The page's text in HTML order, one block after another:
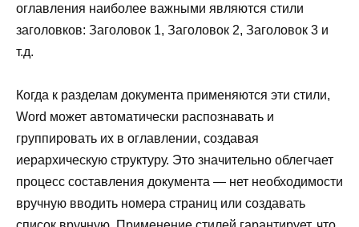
оглавления наиболее важными являются стили
заголовков: Заголовок 1, Заголовок 2, Заголовок 3 и
т.д.
Когда к разделам документа применяются эти стили,
Word может автоматически распознавать и
группировать их в оглавлении, создавая
иерархическую структуру. Это значительно облегчает
процесс составления документа — нет необходимости
вручную вводить номера страниц или создавать